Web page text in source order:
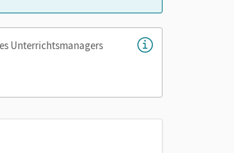
Unterrichtsmanagers